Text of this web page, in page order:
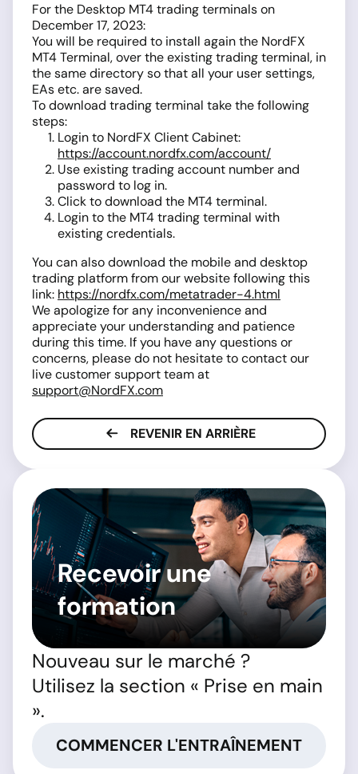
For the Desktop MT4 trading terminals on
December 17, 2023:
You will be required to install again the NordFX
MT4 Terminal, over the existing trading terminal, in
the same directory so that all your user settings,
EAs etc. are saved.
To download trading terminal take the following
steps:
Login to NordFX Client Cabinet:
https://account.nordfx.com/account/
Use existing trading account number and
password to log in.
Click to download the MT4 terminal.
Login to the MT4 trading terminal with
existing credentials.
You can also download the mobile and desktop
trading platform from our website following this
link: https://nordfx.com/metatrader-4.html
We apologize for any inconvenience and
appreciate your understanding and patience
during this time. If you have any questions or
concerns, please do not hesitate to contact our
live customer support team at
support@NordFX.com
REVENIR EN ARRIÈRE
Recevoir une
formation
Nouveau sur le marché ?
Utilisez la section « Prise en main
».
COMMENCER L'ENTRAÎNEMENT